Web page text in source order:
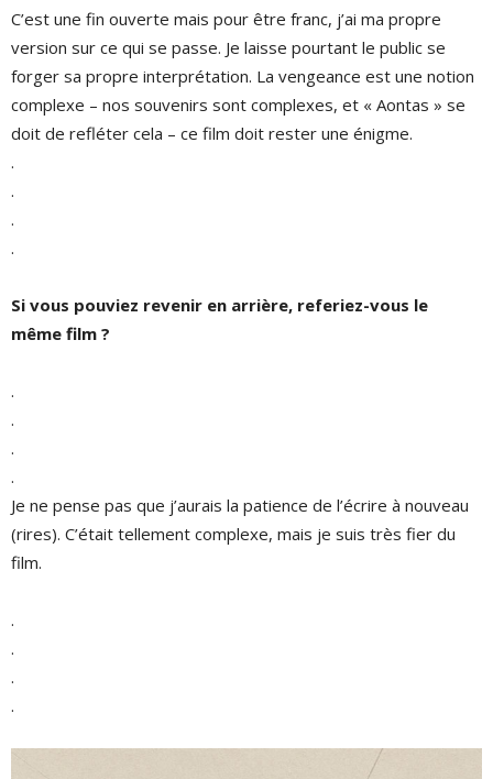
C’est une fin ouverte mais pour être franc, j’ai ma propre
version sur ce qui se passe. Je laisse pourtant le public se
forger sa propre interprétation. La vengeance est une notion
complexe – nos souvenirs sont complexes, et « Aontas » se
doit de refléter cela – ce film doit rester une énigme.
.
.
.
.
Si vous pouviez revenir en arrière, referiez-vous le
même film ?
.
.
.
.
Je ne pense pas que j’aurais la patience de l’écrire à nouveau
(rires). C’était tellement complexe, mais je suis très fier du
film.
.
.
.
.